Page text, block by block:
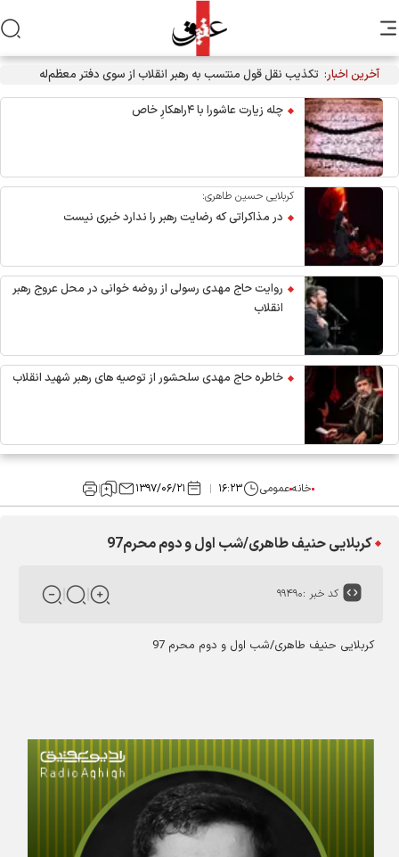
آخرین اخبار: تکذیب نقل قول منتسب به رهبر انقلاب از سوی دفتر معظم‌له
چله زیارت عاشورا با ۴راهکارِ خاص
کربلایی حسین طاهری:
در مذاکراتی که رضایت رهبر را ندارد خبری نیست
روایت حاج مهدی رسولی از روضه خوانی در محل عروج رهبر
انقلاب
خاطره حاج مهدی سلحشور از توصیه های رهبر شهید انقلاب
خانهعمومی ۱۶:۲۳ ۱۳۹۷/۰۶/۲۱
کربلایی حنیف طاهری/شب اول و دوم محرم97
کد خبر :۹۹۴۹۰
کربلایی حنیف طاهری/شب اول و دوم محرم 97